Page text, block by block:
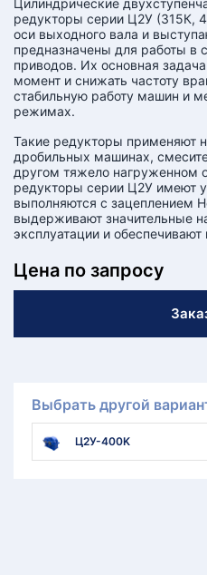
Цилиндрические
редукторы серии Ц2У (315К,
оси выходного вала и
предназначены для работы в
приводов. Их основная
момент и снижать частоту
стабильную работу машин и
режимах.
Такие редукторы применяют
дробильных машинах,
другом тяжело нагруженном
редукторы серии Ц2У имеют
выполняются с зацеплением
выдерживают значительные
эксплуатации и
Цена по запросу
Выбрать другой
Ц2У-400K